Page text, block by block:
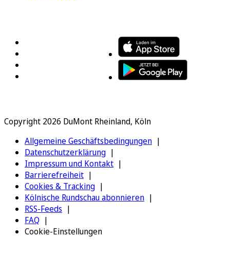
Copyright 2026 DuMont Rheinland, Köln
Allgemeine Geschäftsbedingungen
Datenschutzerklärung
Impressum und Kontakt
Barrierefreiheit
Cookies & Tracking
Kölnische Rundschau abonnieren
RSS-Feeds
FAQ
Cookie-Einstellungen